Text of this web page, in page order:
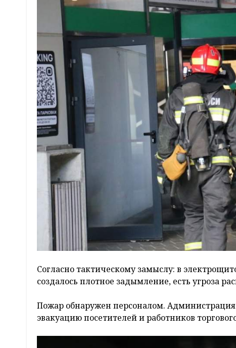
Согласно тактическому замыслу: в
создалось плотное задымление, есть угроза
Пожар обнаружен персоналом.
эвакуацию посетителей и работников